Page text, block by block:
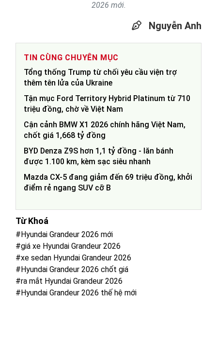
2026 mới.
Nguyễn Anh
TIN CÙNG CHUYÊN MỤC
Tổng thống Trump từ chối yêu cầu viện trợ
thêm tên lửa của Ukraine
Tận mục Ford Territory Hybrid Platinum từ 710
triệu đồng, chờ về Việt Nam
Cận cảnh BMW X1 2026 chính hãng Việt Nam,
chốt giá 1,668 tỷ đồng
BYD Denza Z9S hơn 1,1 tỷ đồng - lăn bánh
được 1.100 km, kèm sạc siêu nhanh
Mazda CX-5 đang giảm đến 69 triệu đồng, khởi
điểm rẻ ngang SUV cỡ B
Từ Khoá
#Hyundai Grandeur 2026 mới
#giá xe Hyundai Grandeur 2026
#xe sedan Hyundai Grandeur 2026
#Hyundai Grandeur 2026 chốt giá
#ra mắt Hyundai Grandeur 2026
#Hyundai Grandeur 2026 thế hệ mới